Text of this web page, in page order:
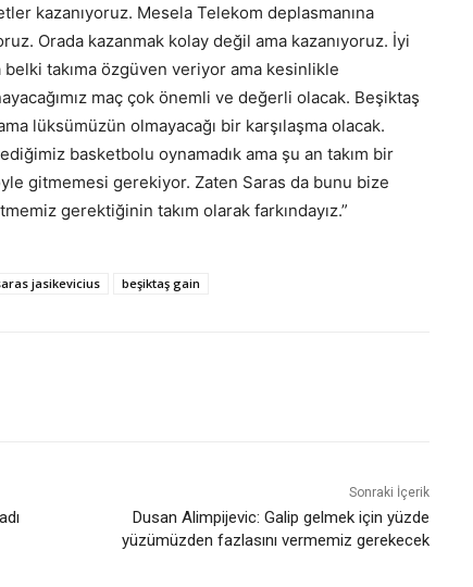
kazanıyoruz. Mesela Telekom deplasmanına
Orada kazanmak kolay değil ama kazanıyoruz. İyi
takıma özgüven veriyor ama kesinlikle
maç çok önemli ve değerli olacak. Beşiktaş
lüksümüzün olmayacağı bir karşılaşma olacak.
basketbolu oynamadık ama şu an takım bir
gitmemesi gerekiyor. Zaten Saras da bunu bize
gerektiğinin takım olarak farkındayız.”
jasikevicius beşiktaş gain
Sonraki İçerik
Dusan Alimpijevic: Galip gelmek için yüzde
yüzümüzden fazlasını vermemiz gerekecek